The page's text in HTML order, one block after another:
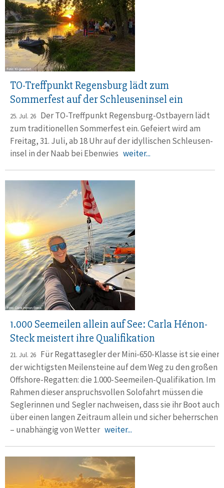
TO-Treffpunkt Regensburg lädt zum
Sommerfest auf der Schleuseninsel ein
25. Jul. 26 Der TO-Treffpunkt Regensburg-Ostbayern lädt
zum tradi­tio­nellen Sommerfest ein. Gefeiert wird am
Freitag, 31. Juli, ab 18 Uhr auf der idylli­schen Schleusen­
insel in der Naab bei Ebenwies weiter...
1.000 Seemeilen allein auf See: Carla Hénon-
Steck meistert ihre Qualifikation
21. Jul. 26 Für Regattasegler der Mini-650-Klasse ist sie einer
der wichtigsten Meilensteine auf dem Weg zu den großen
Offshore-Regatten: die 1.000-Seemeilen-Qualifikation. Im
Rahmen dieser anspruchsvollen Solofahrt müssen die
Seglerinnen und Segler nachweisen, dass sie ihr Boot auch
über einen langen Zeitraum allein und sicher beherrschen
– unabhängig von Wetter weiter...